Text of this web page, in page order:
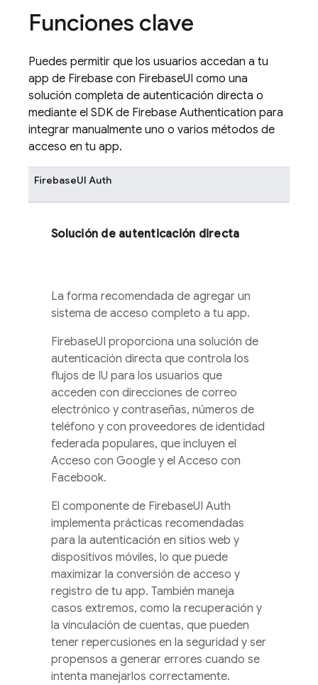
Funciones clave
Puedes permitir que los usuarios accedan a tu
app de Firebase con FirebaseUI como una
solución completa de autenticación directa o
mediante el SDK de Firebase Authentication para
integrar manualmente uno o varios métodos de
acceso en tu app.
FirebaseUI Auth
Solución de autenticación directa
La forma recomendada de agregar un
sistema de acceso completo a tu app.
FirebaseUI proporciona una solución de
autenticación directa que controla los
flujos de IU para los usuarios que
acceden con direcciones de correo
electrónico y contraseñas, números de
teléfono y con proveedores de identidad
federada populares, que incluyen el
Acceso con Google y el Acceso con
Facebook.
El componente de FirebaseUI Auth
implementa prácticas recomendadas
para la autenticación en sitios web y
dispositivos móviles, lo que puede
maximizar la conversión de acceso y
registro de tu app. También maneja
casos extremos, como la recuperación y
la vinculación de cuentas, que pueden
tener repercusiones en la seguridad y ser
propensos a generar errores cuando se
intenta manejarlos correctamente.